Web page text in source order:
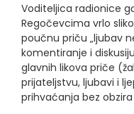
Voditeljica radionice
Regočevcima vrlo
poučnu priču „ljubav
komentiranje i
glavnih likova priče
prijateljstvu, ljubavi i
prihvaćanja bez